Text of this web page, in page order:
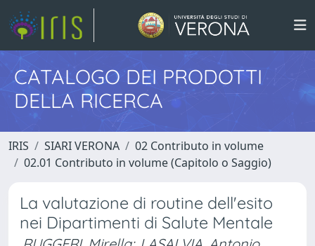
CATALOGO DEI PRODOTTI
DELLA RICERCA
IRIS SIARI VERONA
02 Contributo in volume
02.01 Contributo in volume (Capitolo o Saggio)
La valutazione di routine dell'esito
nei Dipartimenti di Salute Mentale